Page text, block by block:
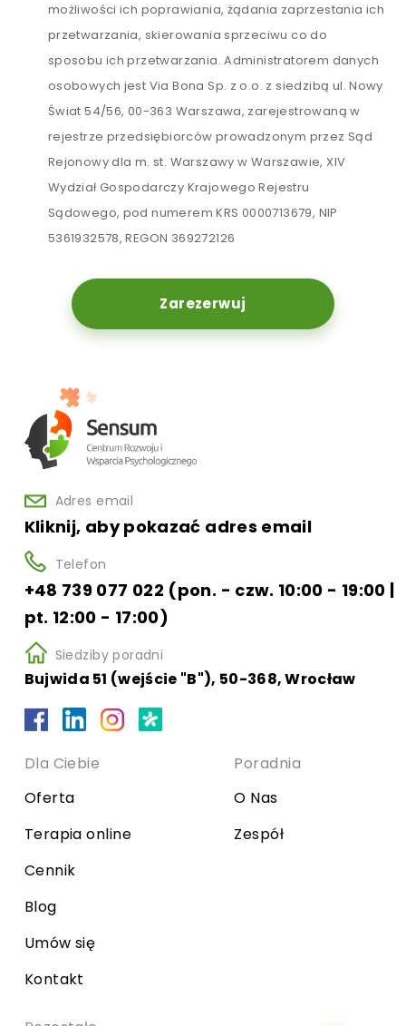
możliwości ich poprawiania, żądania zaprzestania ich
przetwarzania, skierowania sprzeciwu co do
sposobu ich przetwarzania. Administratorem danych
osobowych jest Via Bona Sp. z o.o. z siedzibą ul. Nowy
Świat 54/56, 00-363 Warszawa, zarejestrowaną w
rejestrze przedsiębiorców prowadzonym przez Sąd
Rejonowy dla m. st. Warszawy w Warszawie, XIV
Wydział Gospodarczy Krajowego Rejestru
Sądowego, pod numerem KRS 0000713679, NIP
5361932578, REGON 369272126
Zarezerwuj
Adres email
Kliknij, aby pokazać adres email
Telefon
+48 739 077 022 (pon. - czw. 10:00 - 19:00 |
pt. 12:00 - 17:00)
Siedziby poradni
Bujwida 51 (wejście "B"), 50-368, Wrocław
Dla Ciebie
Oferta
Terapia online
Cennik
Blog
Umów się
Kontakt
Poradnia
O Nas
Zespół